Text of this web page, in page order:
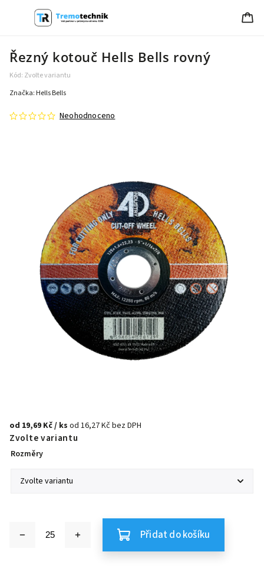
Řezný kotouč Hells Bells rovný
Kód: Zvolte variantu
Neohodnoceno
Značka: Hells Bells
od 19,69 Kč/ ks od 16,27 Kčbez DPH
Zvolte variantu
Rozměry
Přidat do košíku